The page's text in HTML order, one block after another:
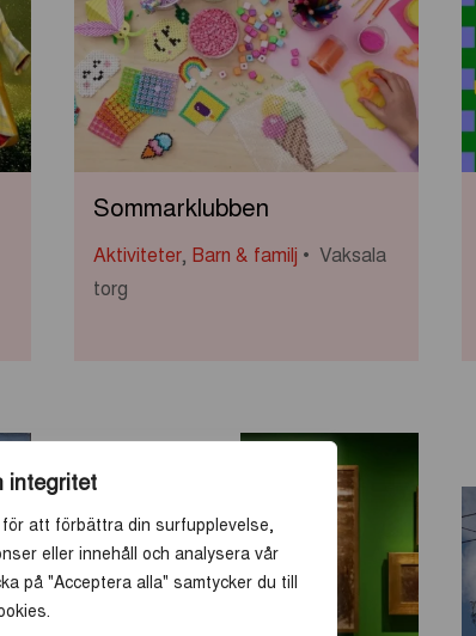
integritet
att förbättra din surfupplevelse,
eller innehåll och analysera vår
på "Acceptera alla" samtycker du till
Sommarklubben
Aktiviteter, Barn & familj
Vaksala
torg